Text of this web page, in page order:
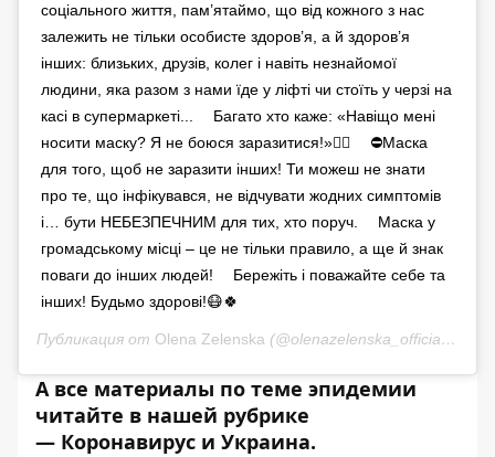
соціального життя, пам’ятаймо, що від кожного з нас
залежить не тільки особисте здоров’я, а й здоров’я
інших: близьких, друзів, колег і навіть незнайомої
людини, яка разом з нами їде у ліфті чи стоїть у черзі на
касі в супермаркеті... ⠀ Багато хто каже: «Навіщо мені
носити маску? Я не боюся заразитися!»🤦‍♀‍ ⠀ ⛔Маска
для того, щоб не заразити інших! Ти можеш не знати
про те, що інфікувався, не відчувати жодних симптомів
і… бути НЕБЕЗПЕЧНИМ для тих, хто поруч. ⠀ Маска у
громадському місці – це не тільки правило, а ще й знак
поваги до інших людей! ⠀ Бережіть і поважайте себе та
інших! Будьмо здорові!😷🍀
Публикация от Olena Zelenska (@olenazelenska_official)
А все материалы по теме эпидемии
читайте в нашей рубрике
— Коронавирус и Украина.